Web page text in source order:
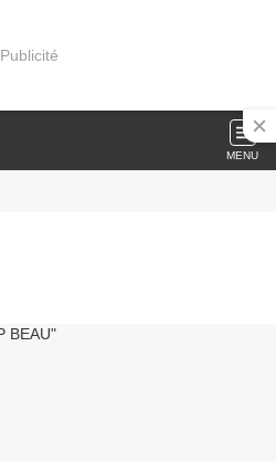
Publicité
MENU